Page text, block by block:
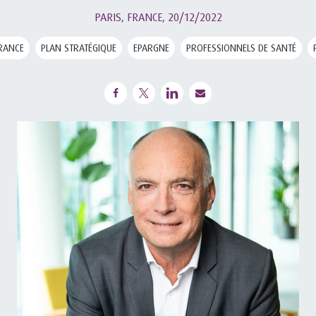
PARIS, FRANCE, 20/12/2022
PLAN STRATÉGIQUE EPARGNE PROFESSIONNELS DE SANTÉ